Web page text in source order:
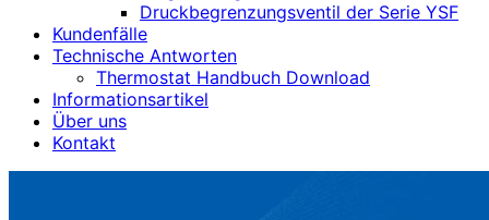
Druckbegrenzungsventil der Serie YSF
Kundenfälle
Technische Antworten
Thermostat Handbuch Download
Informationsartikel
Über uns
Kontakt